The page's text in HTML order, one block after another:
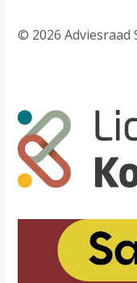
© 2026 Adviesraad